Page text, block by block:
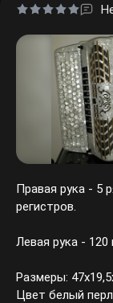
Правая рука - 5
регистров.
Левая рука - 120
Размеры:
Цвет белый